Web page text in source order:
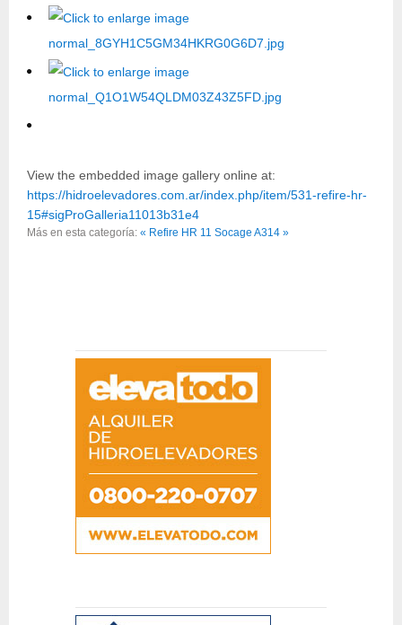
View the embedded image gallery online at:
https://hidroelevadores.com.ar/index.php/item/531-refire-hr-
15#sigProGalleria11013b31e4
Más en esta categoría: « Refire HR 11 Socage A314 »